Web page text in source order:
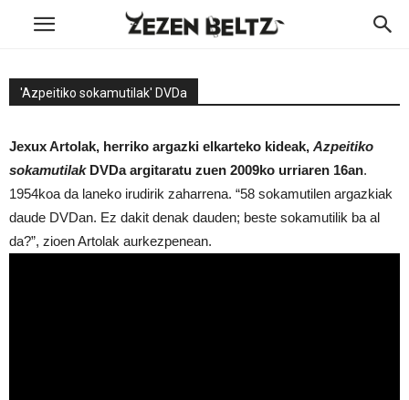
'Azpeitiko sokamutilak' DVDa
Jexux Artolak, herriko argazki elkarteko kideak, Azpeitiko
sokamutilakDVDa argitaratu zuen 2009ko urriaren 16an.
1954koa da laneko irudirik zaharrena. “58 sokamutilen argazkiak
daude DVDan. Ez dakit denak dauden; beste sokamutilik ba al
da?”, zioen Artolak aurkezpenean.